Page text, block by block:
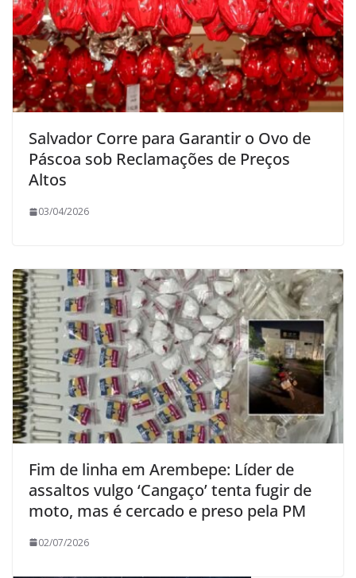
Salvador Corre para Garantir o Ovo de
Páscoa sob Reclamações de Preços
Altos
03/04/2026
Fim de linha em Arembepe: Líder de
assaltos vulgo ‘Cangaço’ tenta fugir de
moto, mas é cercado e preso pela PM
02/07/2026